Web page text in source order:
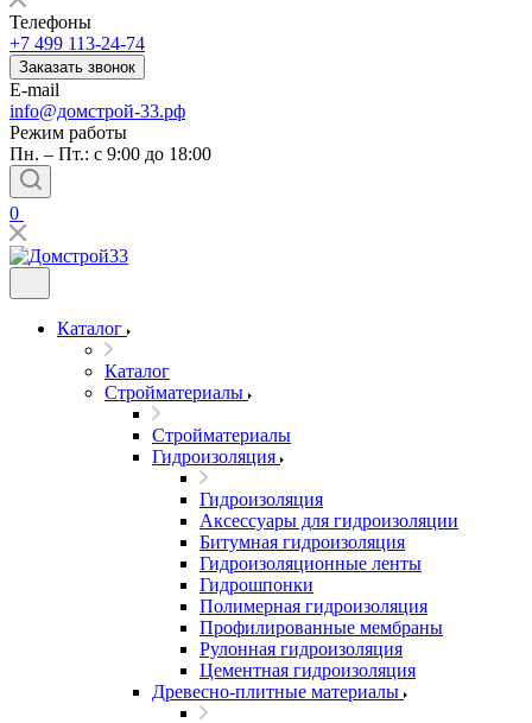
Телефоны
+7 499 113-24-74
Заказать звонок
E-mail
info@домстрой-33.рф
Режим работы
Пн. – Пт.: с 9:00 до 18:00
0
Каталог
Каталог
Стройматериалы
Стройматериалы
Гидроизоляция
Гидроизоляция
Аксессуары для гидроизоляции
Битумная гидроизоляция
Гидроизоляционные ленты
Гидрошпонки
Полимерная гидроизоляция
Профилированные мембраны
Рулонная гидроизоляция
Цементная гидроизоляция
Древесно-плитные материалы